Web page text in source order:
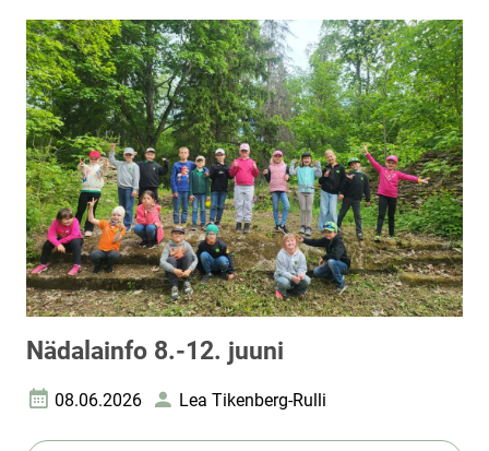
Nädalainfo 8.-12. juuni
Loomise kuupäev
08.06.2026 AutorLea Tikenberg-Rulli